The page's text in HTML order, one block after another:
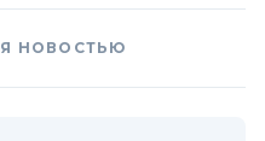
НОВОСТЬЮ